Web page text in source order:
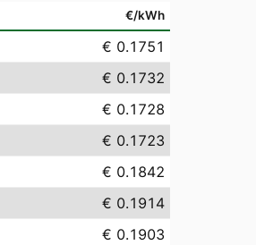
€/kWh
€ 0.1751
€ 0.1732
€ 0.1728
€ 0.1723
€ 0.1842
€ 0.1914
€ 0.1903